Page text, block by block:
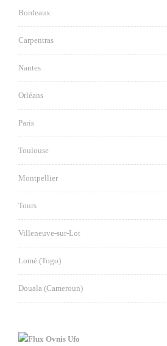
Bordeaux
Carpentras
Nantes
Orléans
Paris
Toulouse
Montpellier
Tours
Villeneuve-sur-Lot
Lomé (Togo)
Douala (Cameroun)
Ovnis Ufo